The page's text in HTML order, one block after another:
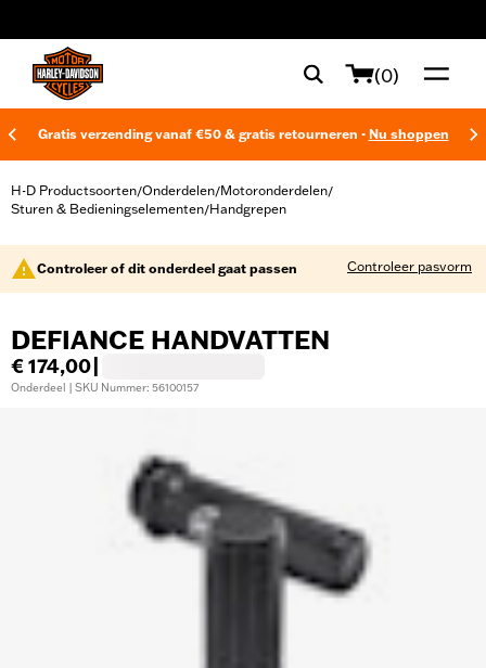
(0)
Gratis verzending vanaf €50 & gratis retourneren - Nu shoppen
H-D Productsoorten/Onderdelen/Motoronderdelen/
Sturen & Bedieningselementen/Handgrepen
Controleer of dit onderdeel gaat passen Controleer pasvorm
DEFIANCE HANDVATTEN
€ 174,00
Onderdeel | SKU Nummer: 56100157